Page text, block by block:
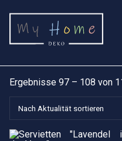
Ergebnisse 97 – 108 von